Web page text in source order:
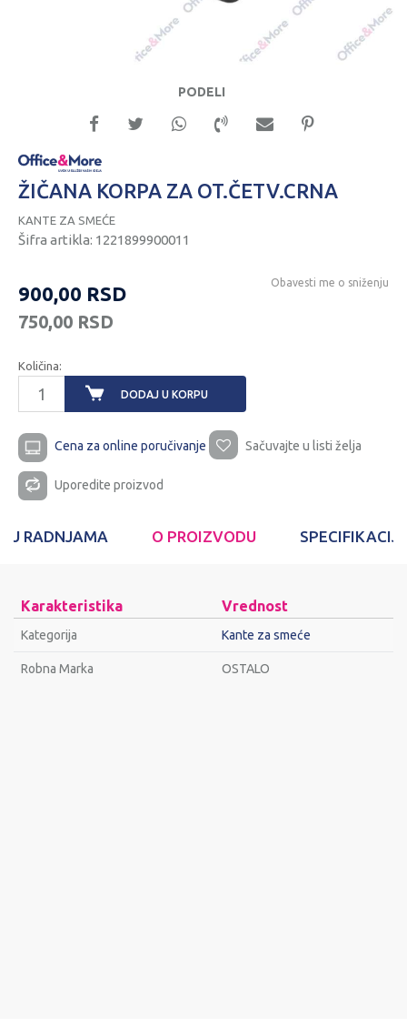
PODELI
ŽIČANA KORPA ZA OT.ČETV.CRNA
KANTE ZA SMEĆE
Šifra artikla: 1221899900011
900,00 RSD
750,00 RSD
Obavesti me o sniženju
Količina:
DODAJ U KORPU
Cena za online poručivanje Sačuvajte u listi želja
Uporedite proizvod
U RADNJAMA O PROIZVODU
Karakteristika Vrednost
Kategorija Kante za smeće
Robna Marka OSTALO